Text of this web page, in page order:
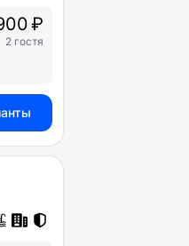
₽
2 гостя